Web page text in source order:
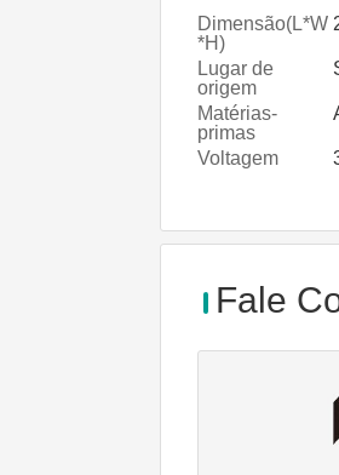
Dimensão(L*W
*H)
Lugar de
origem
Matérias-
primas
Voltagem
Fale